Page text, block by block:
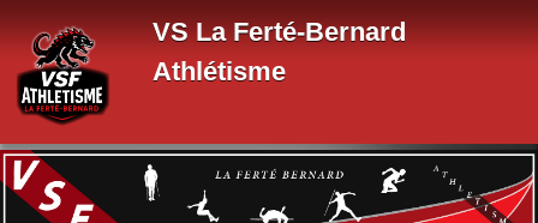
VS La Ferté-Bernard
Athlétisme